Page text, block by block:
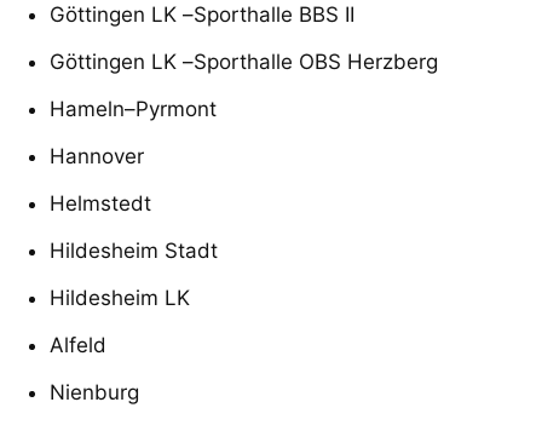
Göttingen LK –Sporthalle BBS II
Göttingen LK –Sporthalle OBS Herzberg
Hameln–Pyrmont
Hannover
Helmstedt
Hildesheim Stadt
Hildesheim LK
Alfeld
Nienburg